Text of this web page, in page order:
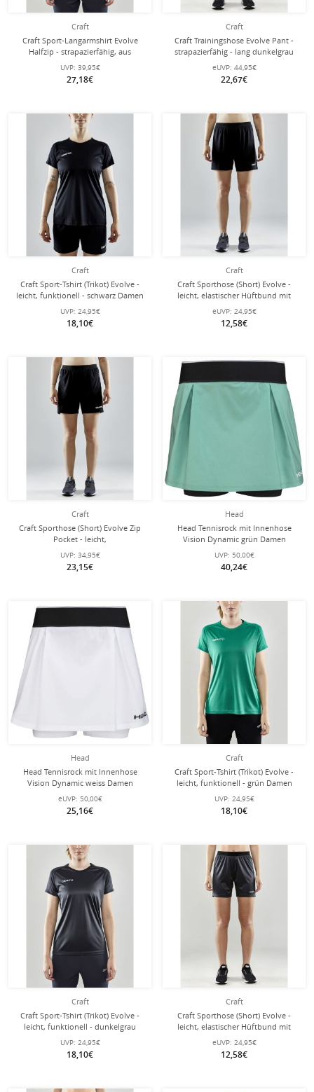
Craft
Craft Sport-Langarmshirt Evolve
Halfzip - strapazierfähig, aus
Stretchmaterial - dunkelgrau Damen
UVP: 39,95€
27,18€
Craft
Craft Trainingshose Evolve Pant -
strapazierfähig - lang dunkelgrau
Damen
eUVP: 44,95€
22,67€
Craft
Craft Sport-Tshirt (Trikot) Evolve -
leicht, funktionell - schwarz Damen
UVP: 24,95€
18,10€
Craft
Craft Sporthose (Short) Evolve -
leicht, elastischer Hüftbund mit
Kordelzug, ohne Seitentaschen -
schwarz Damen
eUVP: 24,95€
12,58€
Craft
Craft Sporthose (Short) Evolve Zip
Pocket - leicht,
Reissverschlusstaschen - schwarz
Damen
UVP: 34,95€
23,15€
Head
Head Tennisrock mit Innenhose
Vision Dynamic grün Damen
UVP: 50,00€
40,24€
Head
Head Tennisrock mit Innenhose
Vision Dynamic weiss Damen
eUVP: 50,00€
25,16€
Craft
Craft Sport-Tshirt (Trikot) Evolve -
leicht, funktionell - grün Damen
UVP: 24,95€
18,10€
Craft
Craft Sport-Tshirt (Trikot) Evolve -
leicht, funktionell - dunkelgrau
Damen
UVP: 24,95€
18,10€
Craft
Craft Sporthose (Short) Evolve -
leicht, elastischer Hüftbund mit
Kordelzug, ohne Seitentaschen -
dunkelgrau Damen
eUVP: 24,95€
12,58€